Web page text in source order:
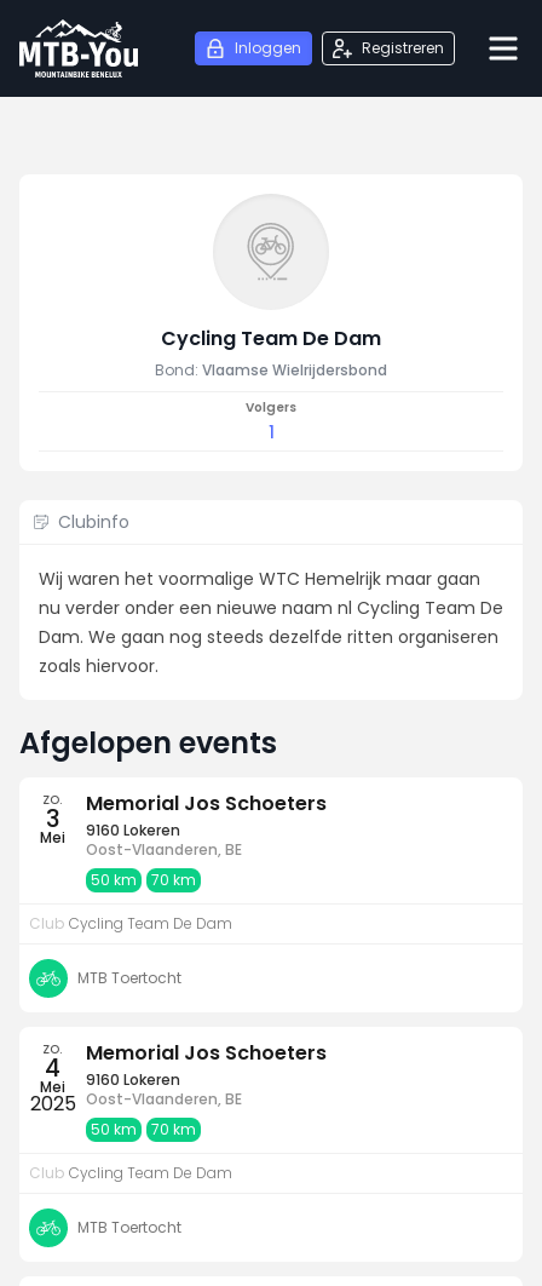
Inloggen Registreren
Cycling Team De Dam
Bond: Vlaamse Wielrijdersbond
Volgers
1
Clubinfo
Wij waren het voormalige WTC Hemelrijk maar gaan
nu verder onder een nieuwe naam nl Cycling Team De
Dam. We gaan nog steeds dezelfde ritten organiseren
zoals hiervoor.
Afgelopen events
zo.
3
Mei
Memorial Jos Schoeters
9160 Lokeren
Oost-Vlaanderen, BE
50 km
70 km
Club Cycling Team De Dam
MTB Toertocht
zo.
4
Mei
2025
Memorial Jos Schoeters
9160 Lokeren
Oost-Vlaanderen, BE
50 km
70 km
Club Cycling Team De Dam
MTB Toertocht